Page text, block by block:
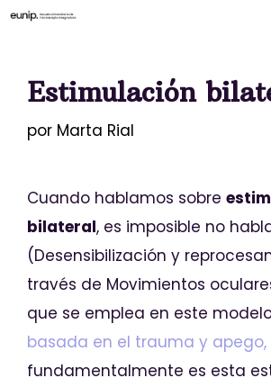
Estimulación
por Marta Rial
Cuando hablamos sobre
bilateral, es imposible no
(Desensibilización y
través de Movimientos
que se emplea en este
basada en el trauma y apego,
fundamentalmente es esta